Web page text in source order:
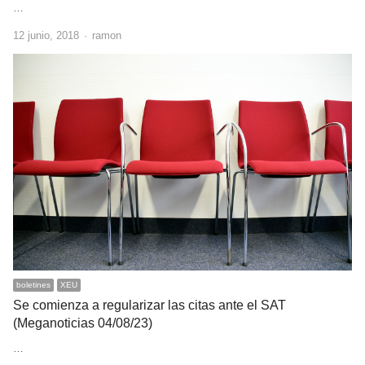
…
12 junio, 2018 Author
ramon
boletines XEU
Se comienza a regularizar las citas ante el SAT
(Meganoticias 04/08/23)